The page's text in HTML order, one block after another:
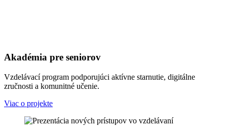
Akadémia pre seniorov
Vzdelávací program podporujúci aktívne starnutie, digitálne
zručnosti a komunitné učenie.
Viac o projekte